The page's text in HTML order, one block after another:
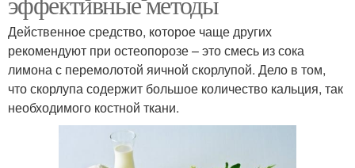
Действенное средство, которое чаще других
рекомендуют при остеопорозе – это смесь из сока
лимона с перемолотой яичной скорлупой. Дело в том,
что скорлупа содержит большое количество кальция, так
необходимого костной ткани.